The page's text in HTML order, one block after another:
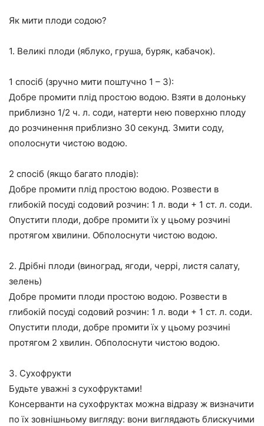
Як мити плоди содою?
1. Великі плоди (яблуко, груша, буряк, кабачок).
1 спосіб (зручно мити поштучно 1 – 3):
Добре промити плід простою водою. Взяти в долоньку
приблизно 1/2 ч. л. соди, натерти нею поверхню плоду
до розчинення приблизно 30 секунд. Змити соду,
ополоснути чистою водою.
2 спосіб (якщо багато плодів):
Добре промити плід простою водою. Розвести в
глибокій посуді содовий розчин: 1 л. води + 1 ст. л. соди.
Опустити плоди, добре промити їх у цьому розчині
протягом хвилини. Обполоснути чистою водою.
2. Дрібні плоди (виноград, ягоди, черрі, листя салату,
зелень)
Добре промити плоди простою водою. Розвести в
глибокій посуді содовий розчин: 1 л. води + 1 ст. л. соди.
Опустити плоди, добре промити їх у цьому розчині
протягом 2 хвилин. Обполоснути чистою водою.
3. Сухофрукти
Будьте уважні з сухофруктами!
Консерванти на сухофруктах можна відразу ж визначити
по їх зовнішньому вигляду: вони виглядають блискучими